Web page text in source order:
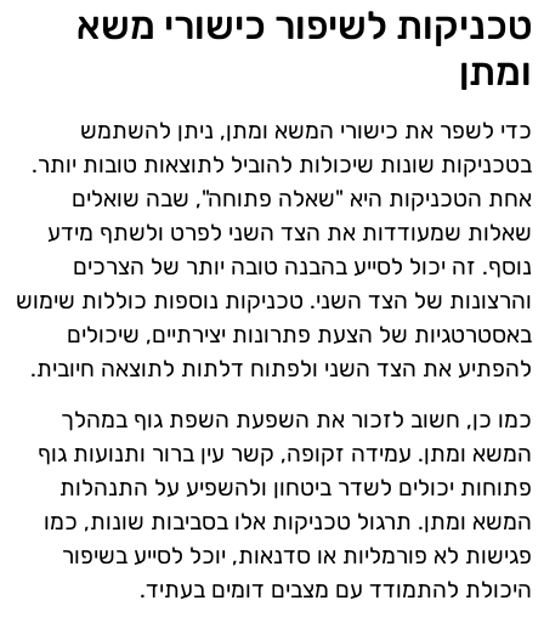
טכניקות לשיפור כישורי משא
ומתן
כדי לשפר את כישורי המשא ומתן, ניתן להשתמש
בטכניקות שונות שיכולות להוביל לתוצאות טובות יותר.
אחת הטכניקות היא "שאלה פתוחה", שבה שואלים
שאלות שמעודדות את הצד השני לפרט ולשתף מידע
נוסף. זה יכול לסייע בהבנה טובה יותר של הצרכים
והרצונות של הצד השני. טכניקות נוספות כוללות שימוש
באסטרטגיות של הצעת פתרונות יצירתיים, שיכולים
להפתיע את הצד השני ולפתוח דלתות לתוצאה חיובית.
כמו כן, חשוב לזכור את השפעת השפת גוף במהלך
המשא ומתן. עמידה זקופה, קשר עין ברור ותנועות גוף
פתוחות יכולים לשדר ביטחון ולהשפיע על התנהלות
המשא ומתן. תרגול טכניקות אלו בסביבות שונות, כמו
פגישות לא פורמליות או סדנאות, יוכל לסייע בשיפור
היכולת להתמודד עם מצבים דומים בעתיד.